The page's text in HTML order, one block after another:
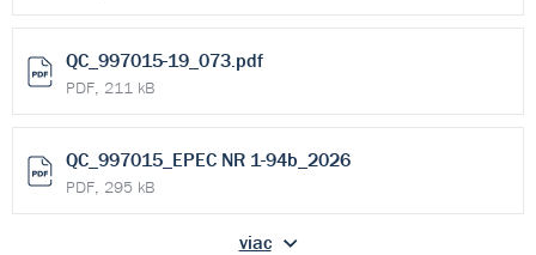
QC_997015-19_073.pdf
PDF, 211 kB
QC_997015_EPEC NR 1-94b_2026
PDF, 295 kB
viac